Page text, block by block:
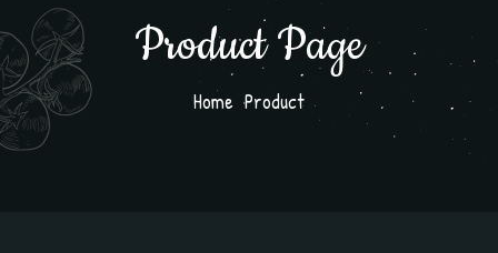
Product Page
Home Product